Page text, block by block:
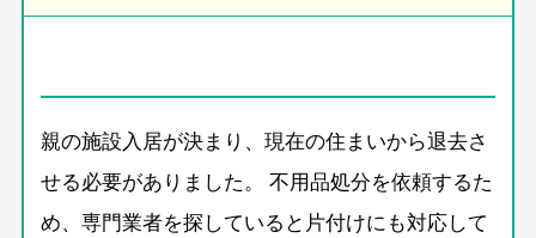
親の施設入居が決まり、現在の住まいから退去さ
せる必要がありました。 不用品処分を依頼するた
め、専門業者を探していると片付けにも対応して